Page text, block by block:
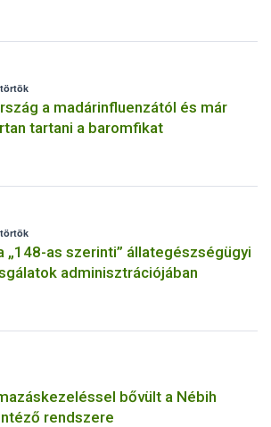
a madárinfluenzától és már
tartani a baromfikat
„148-as szerinti” állategészségügyi
adminisztrációjában
bővült a Nébih
rendszere